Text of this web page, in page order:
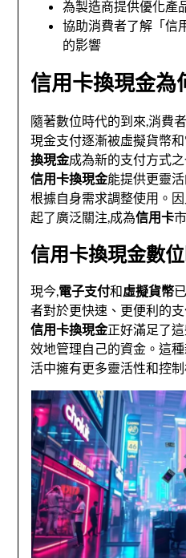
為製造商提供優化產
協助消費者了解「信
的影響
信用卡換現金為
隨著數位時代的到來,消費
現金支付逐漸被虛擬貨幣
換現金成為新的支付方式
信用卡換現金能提供更靈
根據自身需求調整使用。
起了廣泛關注,成為信用卡
信用卡換現金數
現今,電子支付和虛擬貨幣
者對於更快速、更便利的
信用卡換現金正好滿足了
效地管理自己的資金。這
活中擁有更多靈活性和控